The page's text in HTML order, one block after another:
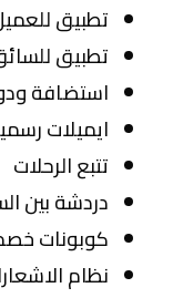
تطبيق
تطبيق
استضافة
ايميلات
تتبع الرحلات
دردشة بين
كوبونات
نظام